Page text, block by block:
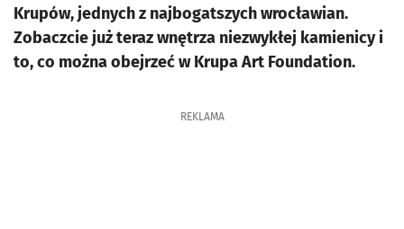
Krupów, jednych z najbogatszych wrocławian.
Zobaczcie już teraz wnętrza niezwykłej kamienicy i
to, co można obejrzeć w Krupa Art Foundation.
REKLAMA